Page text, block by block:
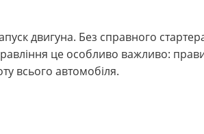
двигуна. Без справного
це особливо важливо:
всього автомобіля.